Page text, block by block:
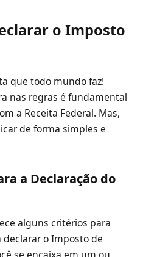
o Imposto
que todo mundo faz!
nas regras é fundamental
a Receita Federal. Mas,
de forma simples e
a Declaração do
alguns critérios para
o Imposto de